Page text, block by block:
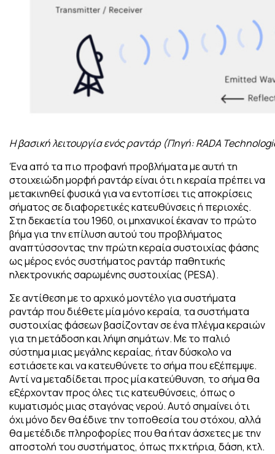
Η βασική λειτουργία ενός ραντάρ (Πηγή: RADA
Ένα από τα πιο προφανή προβλήματα με αυτή τη
στοιχειώδη μορφή ραντάρ είναι ότι η κεραία πρέπει να
μετακινηθεί φυσικά για να εντοπίσει τις αποκρίσεις
σήματος σε διαφορετικές κατευθύνσεις ή περιοχές.
Στη δεκαετία του 1960, οι μηχανικοί έκαναν το πρώτο
βήμα για την επίλυση αυτού του προβλήματος
αναπτύσσοντας την πρώτη κεραία συστοιχίας φάσης
ως μέρος ενός συστήματος ραντάρ παθητικής
ηλεκτρονικής σαρωμένης συστοιχίας (PESA).
Σε αντίθεση με το αρχικό μοντέλο για συστήματα
ραντάρ που διέθετε μία μόνο κεραία, τα συστήματα
συστοιχίας φάσεων βασίζονταν σε ένα πλέγμα κεραιών
για τη μετάδοση και λήψη σημάτων. Με το παλιό
σύστημα μιας μεγάλης κεραίας, ήταν δύσκολο να
εστιάσετε και να κατευθύνετε το σήμα που εξέπεμψε.
Αντί να μεταδίδεται προς μία κατεύθυνση, το σήμα θα
εξέρχονταν προς όλες τις κατευθύνσεις, όπως ο
κυματισμός μιας σταγόνας νερού. Αυτό σημαίνει ότι
όχι μόνο δεν θα έδινε την τοποθεσία του στόχου, αλλά
θα μετέδιδε πληροφορίες που θα ήταν άσχετες με την
αποστολή του συστήματος, όπως πχ κτήρια, δάση, κτλ.